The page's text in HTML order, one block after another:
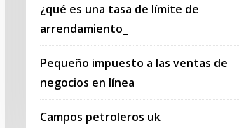
¿qué es una tasa de límite de
arrendamiento_
Pequeño impuesto a las ventas de
negocios en línea
Campos petroleros uk